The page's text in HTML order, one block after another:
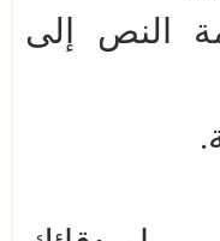
النص إلى